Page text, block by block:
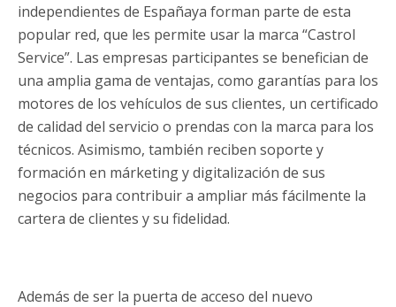
independientes de Españaya forman parte de esta
popular red, que les permite usar la marca “Castrol
Service”. Las empresas participantes se benefician de
una amplia gama de ventajas, como garantías para los
motores de los vehículos de sus clientes, un certificado
de calidad del servicio o prendas con la marca para los
técnicos. Asimismo, también reciben soporte y
formación en márketing y digitalización de sus
negocios para contribuir a ampliar más fácilmente la
cartera de clientes y su fidelidad.
Además de ser la puerta de acceso del nuevo